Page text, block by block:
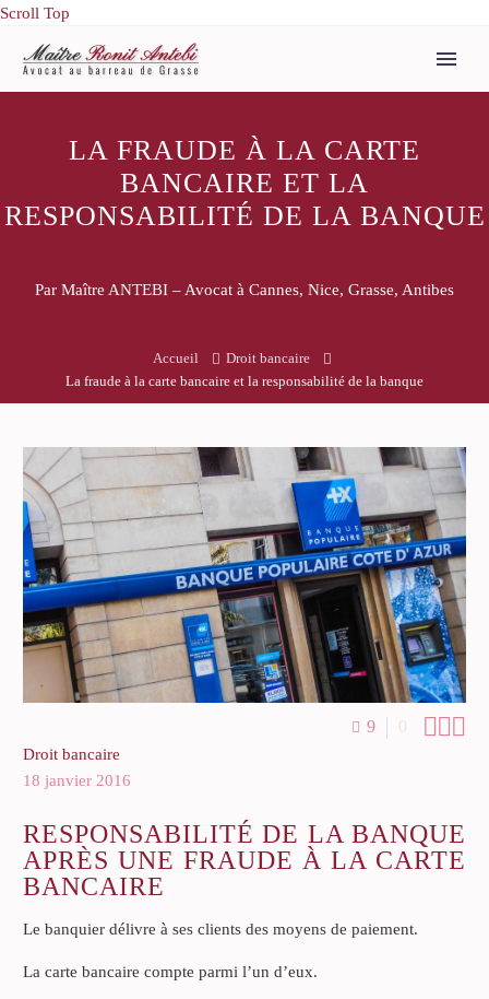
Scroll Top
LA FRAUDE À LA CARTE
BANCAIRE ET LA
RESPONSABILITÉ DE LA BANQUE
Par Maître ANTEBI – Avocat à Cannes, Nice, Grasse, Antibes
Accueil
Droit bancaire
La fraude à la carte bancaire et la responsabilité de la banque
9 0 
Droit bancaire
18 janvier 2016
RESPONSABILITÉ DE LA BANQUE
APRÈS UNE FRAUDE À LA CARTE
BANCAIRE
Le banquier délivre à ses clients des moyens de paiement.
La carte bancaire compte parmi l’un d’eux.